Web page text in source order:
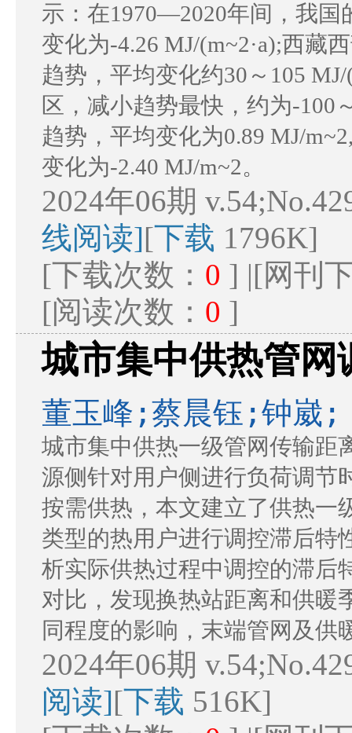
示：在1970—2020年间，我国
变化为-4.26 MJ/(m~2·a);西藏
趋势，平均变化约30～105
区，减小趋势最快，约为-100
趋势，平均变化为0.89 MJ/
变化为-2.40 MJ/m~2。
2024年06期
线阅读][下载 1796K]
[下载次数： 0 ] |[网刊
[阅读次数： 0 ]
城市集中供热管网
董玉峰;蔡晨钰;钟崴;
城市集中供热一级管网传输距
源侧针对用户侧进行负荷调节
按需供热，本文建立了供热一
类型的热用户进行调控滞后特
析实际供热过程中调控的滞后
对比，发现换热站距离和供暖
同程度的影响，末端管网及供
2024年06期
阅读][下载 516K]